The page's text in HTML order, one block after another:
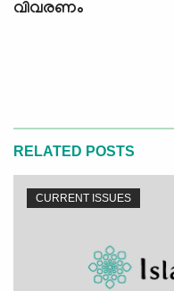
വിവരണം
RELATED POSTS
CURRENT ISSUES